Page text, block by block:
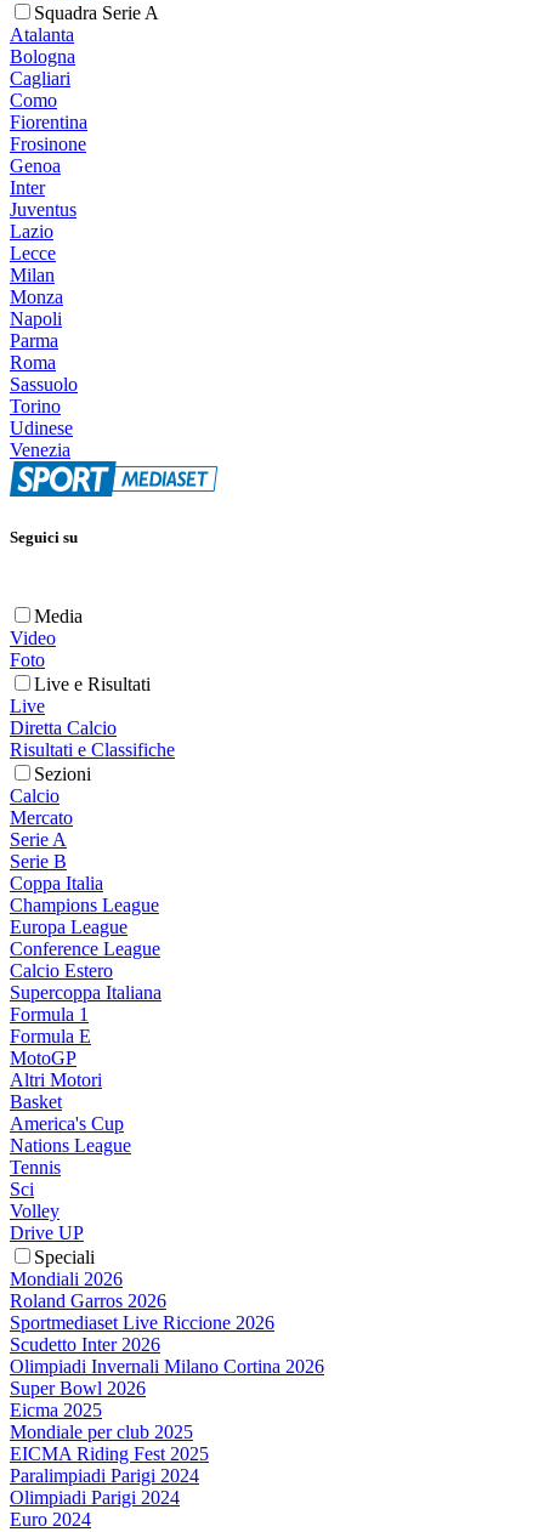
Squadra Serie A
Atalanta
Bologna
Cagliari
Como
Fiorentina
Frosinone
Genoa
Inter
Juventus
Lazio
Lecce
Milan
Monza
Napoli
Parma
Roma
Sassuolo
Torino
Udinese
Venezia
Seguici su
Media
Video
Foto
Live e Risultati
Live
Diretta Calcio
Risultati e Classifiche
Sezioni
Calcio
Mercato
Serie A
Serie B
Coppa Italia
Champions League
Europa League
Conference League
Calcio Estero
Supercoppa Italiana
Formula 1
Formula E
MotoGP
Altri Motori
Basket
America's Cup
Nations League
Tennis
Sci
Volley
Drive UP
Speciali
Mondiali 2026
Roland Garros 2026
Sportmediaset Live Riccione 2026
Scudetto Inter 2026
Olimpiadi Invernali Milano Cortina 2026
Super Bowl 2026
Eicma 2025
Mondiale per club 2025
EICMA Riding Fest 2025
Paralimpiadi Parigi 2024
Olimpiadi Parigi 2024
Euro 2024